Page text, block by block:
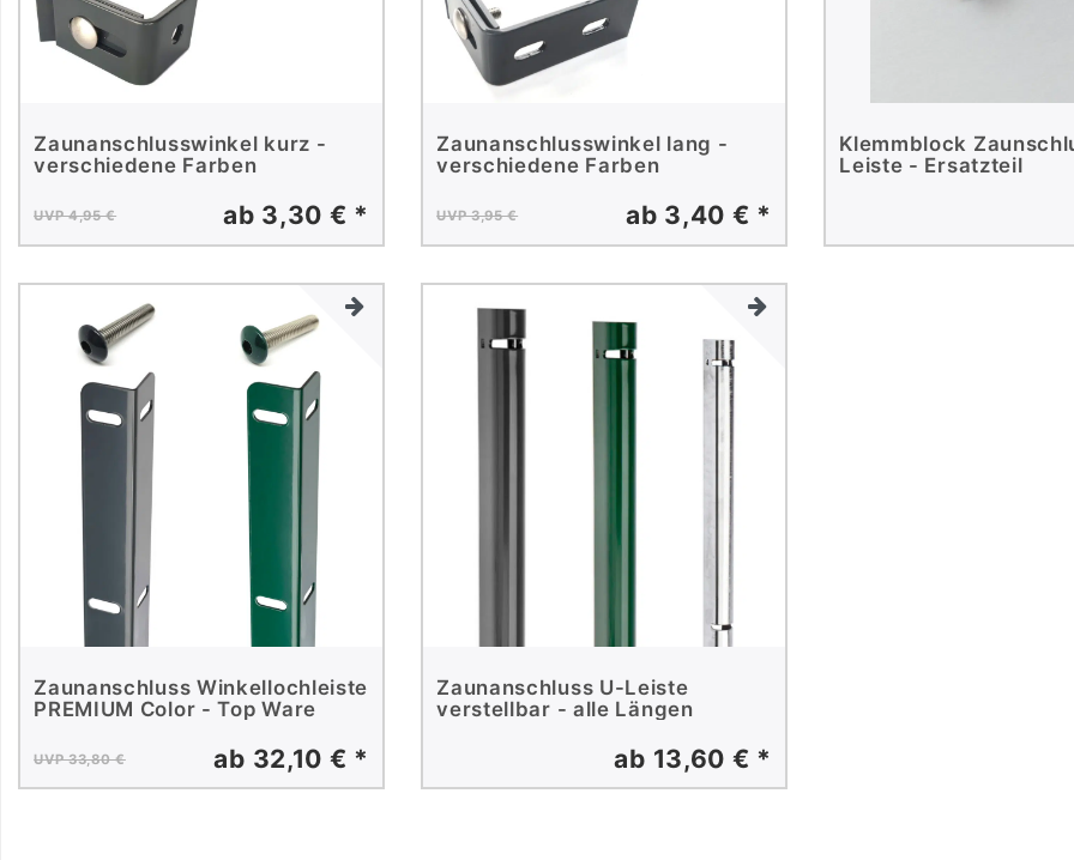
Zaunanschlusswinkel kurz -
verschiedene Farben
UVP 4,95 € ab 3,30 € *
Zaunanschlusswinkel lang -
verschiedene Farben
UVP 3,95 € ab 3,40 € *
Klemmblock
Leiste - Ersatzteil
Zaunanschluss Winkellochleiste
PREMIUM Color - Top Ware
UVP 33,80 € ab 32,10 € *
Zaunanschluss U-Leiste
verstellbar - alle Längen
ab 13,60 € *